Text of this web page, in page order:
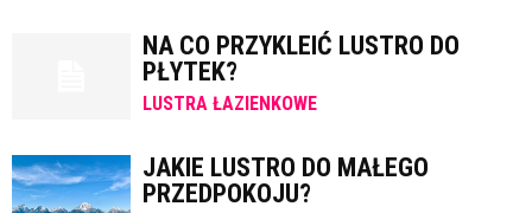
NA CO PRZYKLEIĆ LUSTRO DO
PŁYTEK?
LUSTRA ŁAZIENKOWE
JAKIE LUSTRO DO MAŁEGO
PRZEDPOKOJU?